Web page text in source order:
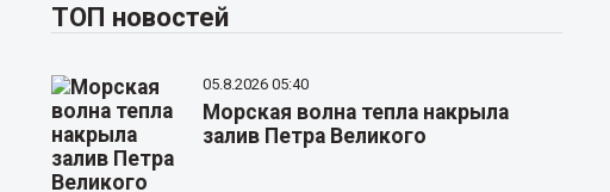
ТОП новостей
05.8.2026 05:40
Морская волна тепла накрыла
залив Петра Великого